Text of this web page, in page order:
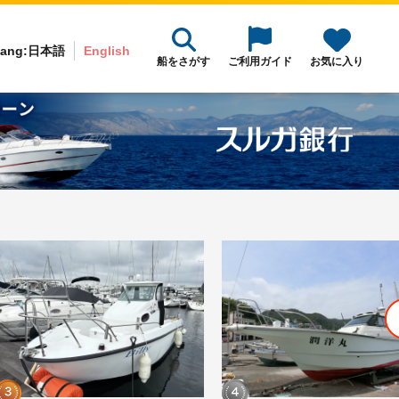
日本語 English
船をさがす ご利用ガイド お気に入り